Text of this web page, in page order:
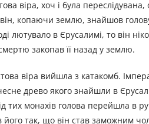
віра, хоч і була
копаючи землю, знайшов
лютувало в Єрусалимі, то він
закопав її назад у землю.
віра вийшла з катакомб.
древо якого знайшли в
тих монахів голова перейшла в
його так, що він став заможним